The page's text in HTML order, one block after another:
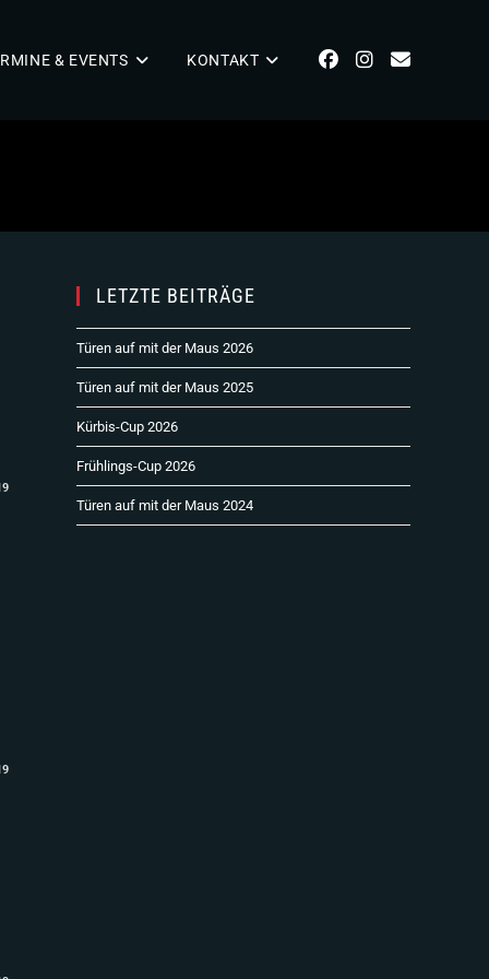
& EVENTS KONTAKT
LETZTE BEITRÄGE
Türen auf mit der Maus 2026
Türen auf mit der Maus 2025
Kürbis-Cup 2026
Frühlings-Cup 2026
Türen auf mit der Maus 2024